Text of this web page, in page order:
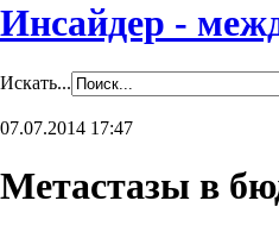
Инсайдер -
Искать...
07.07.2014 17:47
Метастазы в